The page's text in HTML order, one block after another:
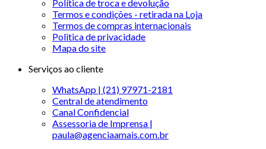
Política de troca e devolução
Termos e condições - retirada na Loja
Termos de compras internacionais
Politica de privacidade
Mapa do site
Serviços ao cliente
WhatsApp | (21) 97971-2181
Central de atendimento
Canal Confidencial
Assessoria de Imprensa |
paula@agenciaamais.com.br